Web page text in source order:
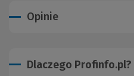
Opinie
Dlaczego Profinfo.pl?